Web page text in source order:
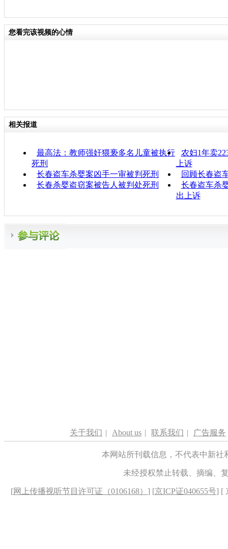
您看完该视频的心情
相关报道
最高法：教师强奸猥亵多名儿童被执行
死刑
农妇1年卖
上诉
长春盗车杀婴案凶手一审被判死刑
回顾长春盗
长春杀婴盗窃案被告人被判处死刑
长春盗车杀
出上诉
关于我们 | About us | 联系我们 | 广告服务
本网站所刊载信息，不代表中新
未经授权禁止转载、摘编、
[网上传播视听节目许可证（0106168） ] [京ICP证040655号] [